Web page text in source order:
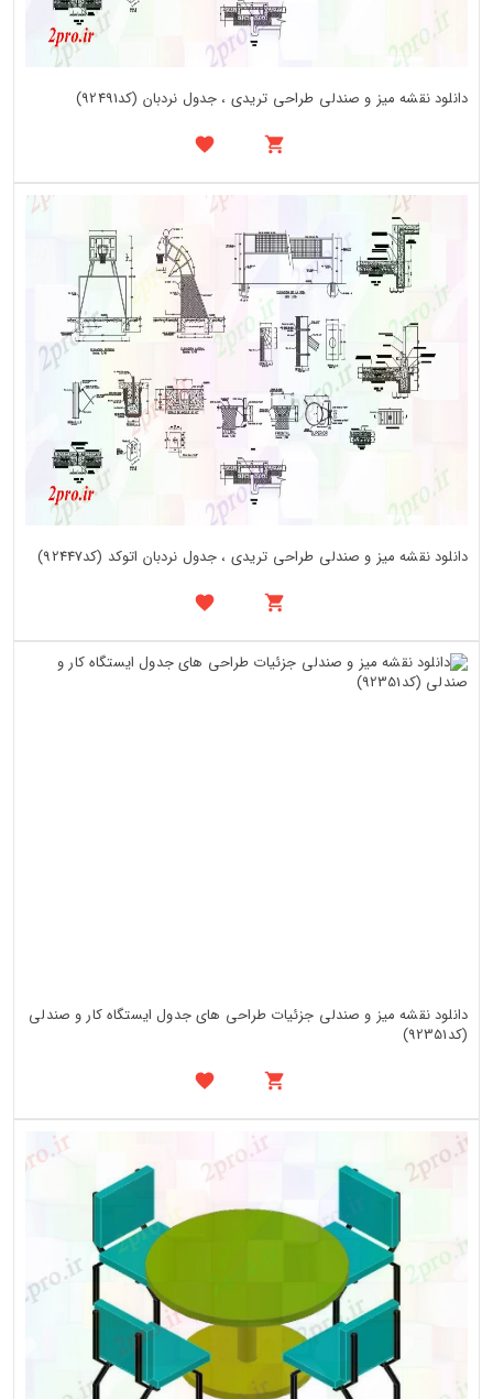
دانلود نقشه میز و صندلی طراحی تریدی ، جدول نردبان (کد92491)
دانلود نقشه میز و صندلی طراحی تریدی ، جدول نردبان اتوکد (کد92447)
دانلود نقشه میز و صندلی جزئیات طراحی های جدول ایستگاه کار و صندلی
(کد92351)